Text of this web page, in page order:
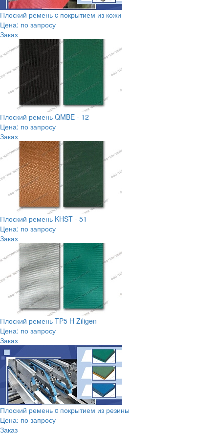
Плоский ремень c покрытием из кожи
Цена: по запросу
Заказ
Плоский ремень QMBE - 12
Цена: по запросу
Заказ
Плоский ремень KHST - 51
Цена: по запросу
Заказ
Плоский ремень TP5 H Ziligen
Цена: по запросу
Заказ
Плоский ремень c покрытием из резины
Цена: по запросу
Заказ